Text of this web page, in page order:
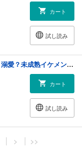
カート
試し読み
いつしか危険な怪物に～ドＳ？溺愛？未成熟イケメンの育て方～５
カート
試し読み
> >>